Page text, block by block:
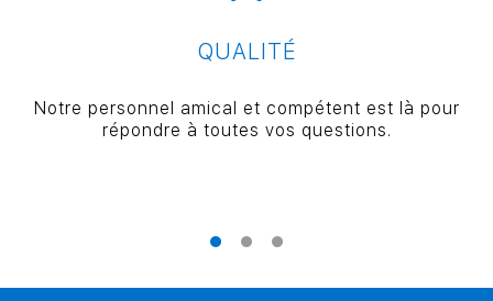
QUALITÉ
Notre personnel amical et compétent est là pour
répondre à toutes vos questions.